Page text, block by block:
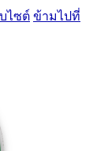
ไซต์ ข้ามไปที่